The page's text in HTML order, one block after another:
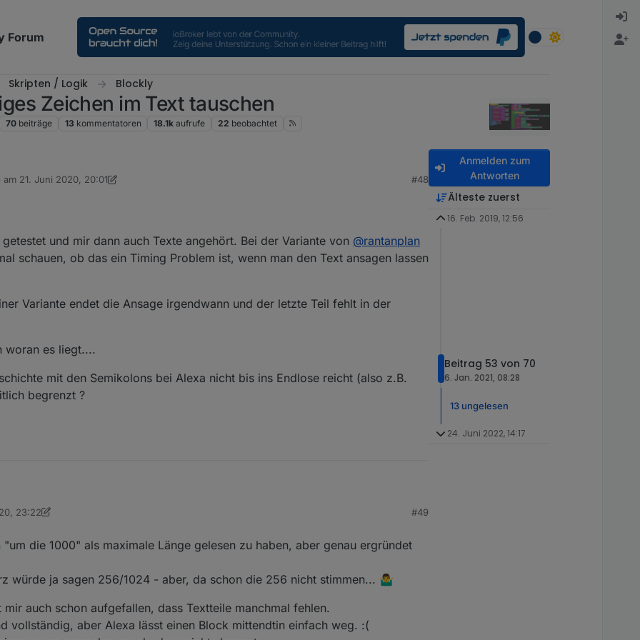
Forum
Skripten / Logik Blockly
Zeichen im Text tauschen
70 beiträge 13 kommentatoren 18.1k aufrufe 22 beobachtet
am 21. Juni 2020, 20:01
von dslraser
#48
und mir dann auch Texte angehört. Bei der Variante von @rantanplan
schauen, ob das ein Timing Problem ist, wenn man den Text ansagen lassen
Variante endet die Ansage irgendwann und der letzte Teil fehlt in der
woran es liegt....
mit den Semikolons bei Alexa nicht bis ins Endlose reicht (also z.B.
begrenzt ?
getestet und mir dann auch Texte angehört. Bei der Variante von
fehlen
seiner Variante endet die Ansage irgendwann und der letzte Teil fehlt in der Ansage...
woran es liegt....
begrenzt ?
23:22 #49
die 1000" als maximale Länge gelesen zu haben, aber genau ergründet
würde ja sagen 256/1024 - aber, da schon die 256 nicht stimmen... 🤷‍♂️
auch schon aufgefallen, dass Textteile manchmal fehlen.
vollständig, aber Alexa lässt einen Block mittendtin einfach weg. :(
Anmelden zum
Antworten
Älteste zuerst
16. Feb. 2019, 12:56
Beitrag 53 von 70
6. Jan. 2021, 08:28
13 ungelesen
24. Juni 2022, 14:17